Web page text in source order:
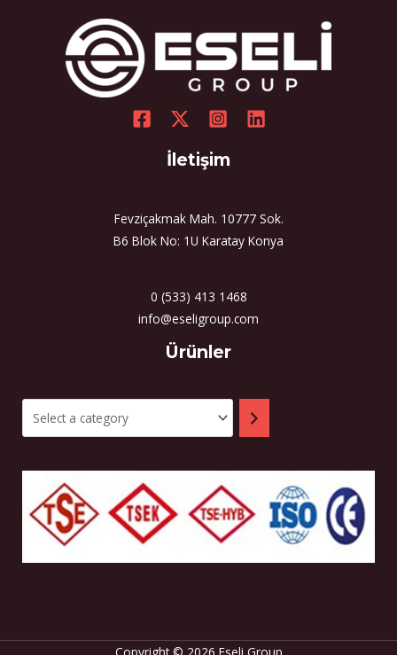
İletişim
Fevziçakmak Mah. 10777 Sok.
B6 Blok No: 1U Karatay Konya
0 (533) 413 1468
info@eseligroup.com
Ürünler